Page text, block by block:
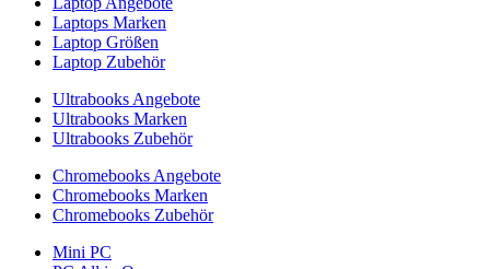
Laptops Marken
Laptop Größen
Laptop Zubehör
Ultrabooks Angebote
Ultrabooks Marken
Ultrabooks Zubehör
Chromebooks Angebote
Chromebooks Marken
Chromebooks Zubehör
Mini PC